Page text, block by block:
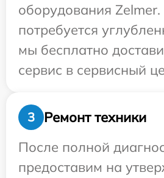
оборудования Zelmer.
потребуется
мы бесплатно
сервис в сервисный
3
Ремонт техники
После полной
предоставим на